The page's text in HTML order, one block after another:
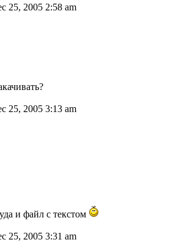
25, 2005 2:58 am
25, 2005 3:13 am
и файл с текстом
25, 2005 3:31 am